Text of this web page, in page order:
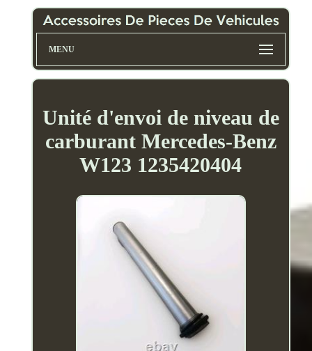
MENU
Unité d'envoi de niveau de
carburant Mercedes-Benz
W123 1235420404